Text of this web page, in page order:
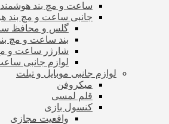
ساعت و مچ بند هوشمند
جانبی ساعت و مچ بند
گلس و محافظ
بند ساعت و مچ
شارژر ساعت و
لوازم جانبی
لوازم جانبی موبایل و تبلت
میکروفن
قلم لمسی
کنسول بازی
واقعیت مجازی